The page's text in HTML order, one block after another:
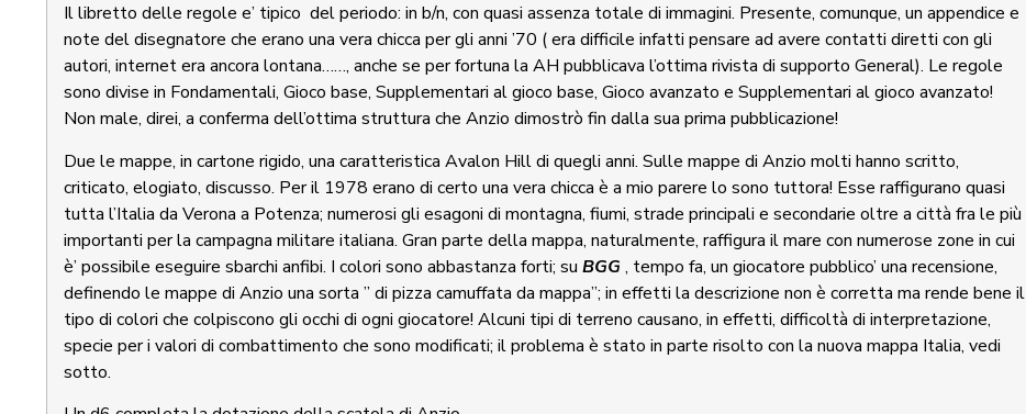
Il libretto delle regole e’ tipico del periodo: in b/n, con quasi assenza totale di immagini. Presente, comunque, un appendice e
note del disegnatore che erano una vera chicca per gli anni ’70 ( era difficile infatti pensare ad avere contatti diretti con gli
autori, internet era ancora lontana……, anche se per fortuna la AH pubblicava l’ottima rivista di supporto General). Le regole
sono divise in Fondamentali, Gioco base, Supplementari al gioco base, Gioco avanzato e Supplementari al gioco avanzato!
Non male, direi, a conferma dell’ottima struttura che Anzio dimostrò fin dalla sua prima pubblicazione!
Due le mappe, in cartone rigido, una caratteristica Avalon Hill di quegli anni. Sulle mappe di Anzio molti hanno scritto,
criticato, elogiato, discusso. Per il 1978 erano di certo una vera chicca è a mio parere lo sono tuttora! Esse raffigurano quasi
tutta l’Italia da Verona a Potenza; numerosi gli esagoni di montagna, fiumi, strade principali e secondarie oltre a città fra le più
importanti per la campagna militare italiana. Gran parte della mappa, naturalmente, raffigura il mare con numerose zone in cui
è’ possibile eseguire sbarchi anfibi. I colori sono abbastanza forti; suBGG , tempo fa, un giocatore pubblico’ una recensione,
definendo le mappe di Anzio una sorta ” di pizza camuffata da mappa”; in effetti la descrizione non è corretta ma rende bene il
tipo di colori che colpiscono gli occhi di ogni giocatore!Alcuni tipi di terreno causano, in effetti, difficoltà di interpretazione,
specie per i valori di combattimento che sono modificati; il problema è stato in parte risolto con la nuova mappa Italia, vedi
sotto.